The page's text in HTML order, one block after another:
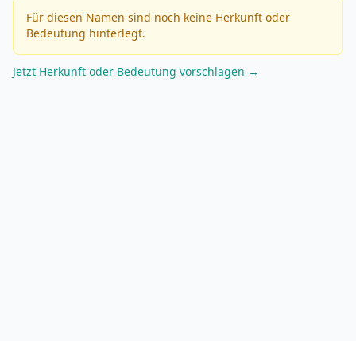
Für diesen Namen sind noch keine Herkunft oder
Bedeutung hinterlegt.
Jetzt Herkunft oder Bedeutung vorschlagen →